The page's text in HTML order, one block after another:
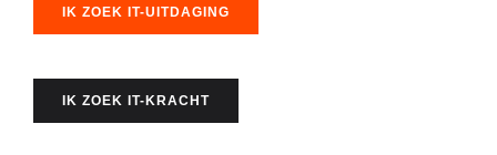
IK ZOEK IT-UITDAGING
IK ZOEK IT-KRACHT